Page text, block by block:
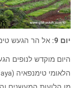
יום 9: אל הר הגעש
היום מוקדש לנופים